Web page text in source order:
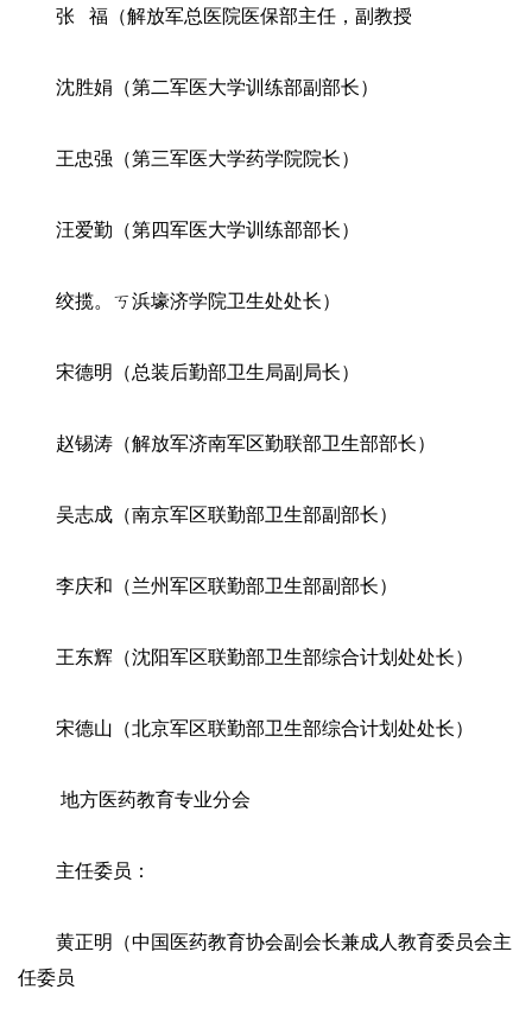
张 福（解放军总医院医保部主任，副教授
沈胜娟（第二军医大学训练部副部长）
王忠强（第三军医大学药学院院长）
汪爱勤（第四军医大学训练部部长）
绞揽。ㄎ浜壕济学院卫生处处长）
宋德明（总装后勤部卫生局副局长）
赵锡涛（解放军济南军区勤联部卫生部部长）
吴志成（南京军区联勤部卫生部副部长）
李庆和（兰州军区联勤部卫生部副部长）
王东辉（沈阳军区联勤部卫生部综合计划处处长）
宋德山（北京军区联勤部卫生部综合计划处处长）
地方医药教育专业分会
主任委员：
黄正明（中国医药教育协会副会长兼成人教育委员会主
任委员